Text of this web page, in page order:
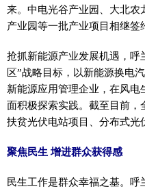
来。中电光谷产业园、大北
产业园等一批产业项目相继签
抢抓新能源产业发展机遇，呼
区”战略目标，以新能源换电
新能源应用管理企业，在风
面积极探索实践。截至目前，
扶贫光伏电站项目、分布式光
聚焦民生 增进群众获得感
民生工作是群众幸福之基。呼